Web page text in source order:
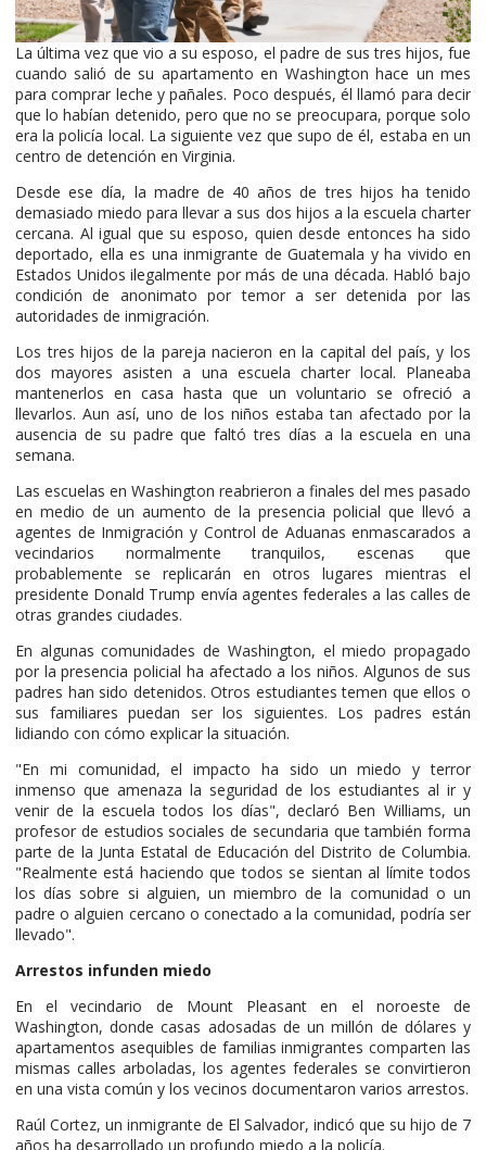
La última vez que vio a su esposo, el padre de sus tres hijos, fue
cuando salió de su apartamento en Washington hace un mes
para comprar leche y pañales. Poco después, él llamó para decir
que lo habían detenido, pero que no se preocupara, porque solo
era la policía local. La siguiente vez que supo de él, estaba en un
centro de detención en Virginia.
Desde ese día, la madre de 40 años de tres hijos ha tenido
demasiado miedo para llevar a sus dos hijos a la escuela charter
cercana. Al igual que su esposo, quien desde entonces ha sido
deportado, ella es una inmigrante de Guatemala y ha vivido en
Estados Unidos ilegalmente por más de una década. Habló bajo
condición de anonimato por temor a ser detenida por las
autoridades de inmigración.
Los tres hijos de la pareja nacieron en la capital del país, y los
dos mayores asisten a una escuela charter local. Planeaba
mantenerlos en casa hasta que un voluntario se ofreció a
llevarlos. Aun así, uno de los niños estaba tan afectado por la
ausencia de su padre que faltó tres días a la escuela en una
semana.
Las escuelas en Washington reabrieron a finales del mes pasado
en medio de un aumento de la presencia policial que llevó a
agentes de Inmigración y Control de Aduanas enmascarados a
vecindarios normalmente tranquilos, escenas que
probablemente se replicarán en otros lugares mientras el
presidente Donald Trump envía agentes federales a las calles de
otras grandes ciudades.
En algunas comunidades de Washington, el miedo propagado
por la presencia policial ha afectado a los niños. Algunos de sus
padres han sido detenidos. Otros estudiantes temen que ellos o
sus familiares puedan ser los siguientes. Los padres están
lidiando con cómo explicar la situación.
"En mi comunidad, el impacto ha sido un miedo y terror
inmenso que amenaza la seguridad de los estudiantes al ir y
venir de la escuela todos los días", declaró Ben Williams, un
profesor de estudios sociales de secundaria que también forma
parte de la Junta Estatal de Educación del Distrito de Columbia.
"Realmente está haciendo que todos se sientan al límite todos
los días sobre si alguien, un miembro de la comunidad o un
padre o alguien cercano o conectado a la comunidad, podría ser
llevado".
Arrestos infunden miedo
En el vecindario de Mount Pleasant en el noroeste de
Washington, donde casas adosadas de un millón de dólares y
apartamentos asequibles de familias inmigrantes comparten las
mismas calles arboladas, los agentes federales se convirtieron
en una vista común y los vecinos documentaron varios arrestos.
Raúl Cortez, un inmigrante de El Salvador, indicó que su hijo de 7
años ha desarrollado un profundo miedo a la policía.